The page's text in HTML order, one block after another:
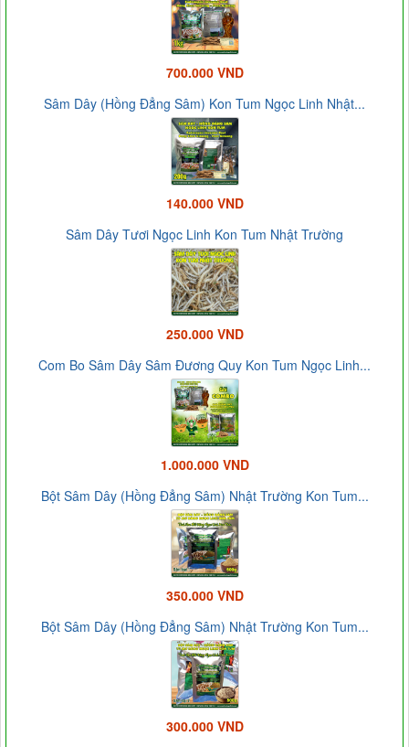
700.000 VND
Sâm Dây (Hồng Đẳng Sâm) Kon Tum Ngọc Linh Nhật...
140.000 VND
Sâm Dây Tươi Ngọc Linh Kon Tum Nhật Trường
250.000 VND
Com Bo Sâm Dây Sâm Đương Quy Kon Tum Ngọc Linh...
1.000.000 VND
Bột Sâm Dây (Hồng Đẳng Sâm) Nhật Trường Kon Tum...
350.000 VND
Bột Sâm Dây (Hồng Đẳng Sâm) Nhật Trường Kon Tum...
300.000 VND